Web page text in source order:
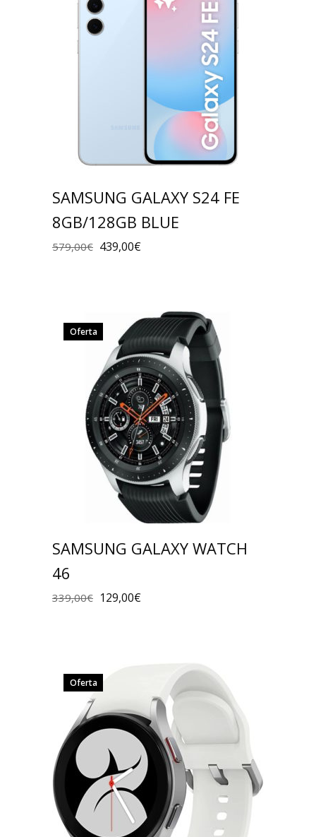
SAMSUNG GALAXY S24 FE
8GB/128GB BLUE
579,00€ 439,00€
Oferta
SAMSUNG GALAXY WATCH
46
339,00€ 129,00€
Oferta